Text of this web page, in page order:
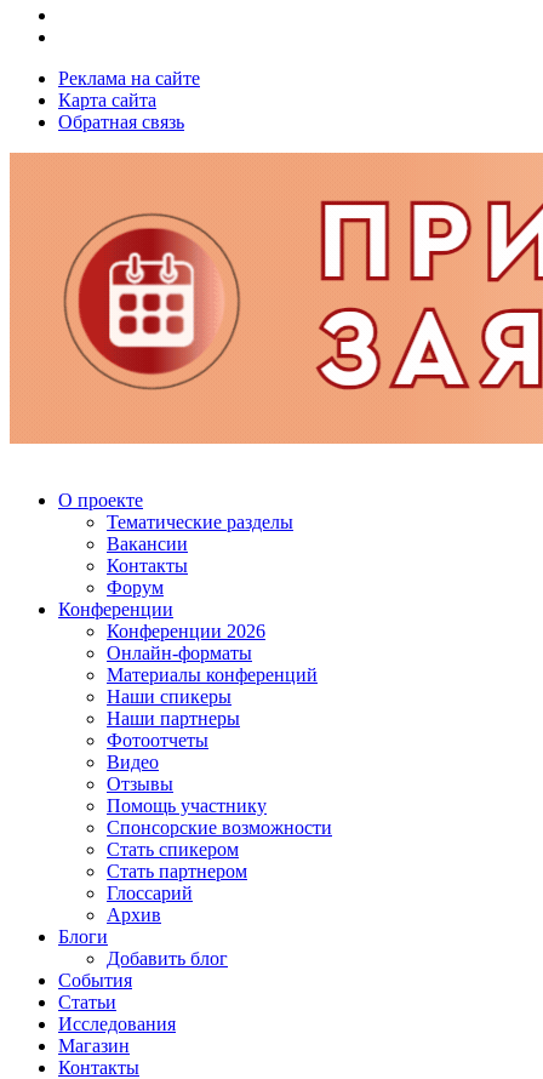
Реклама на сайте
Карта сайта
Обратная связь
О проекте
Тематические разделы
Вакансии
Контакты
Форум
Конференции
Конференции 2026
Онлайн-форматы
Материалы конференций
Наши спикеры
Наши партнеры
Фотоотчеты
Видео
Отзывы
Помощь участнику
Спонсорские возможности
Стать спикером
Стать партнером
Глоссарий
Архив
Блоги
Добавить блог
События
Статьи
Исследования
Магазин
Контакты